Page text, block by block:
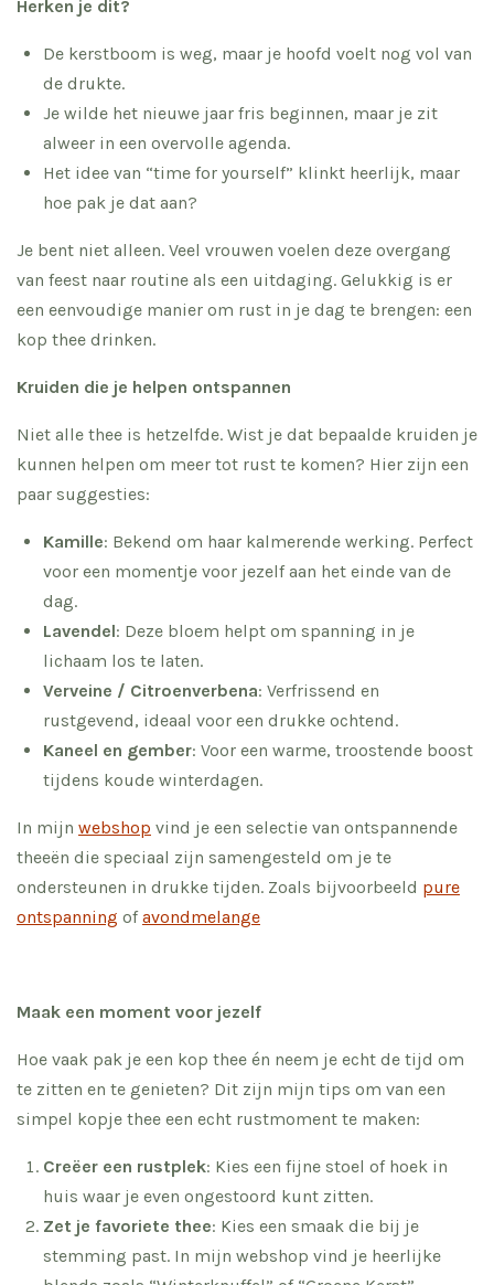
Herken je dit?
De kerstboom is weg, maar je hoofd voelt nog vol van
de drukte.
Je wilde het nieuwe jaar fris beginnen, maar je zit
alweer in een overvolle agenda.
Het idee van “time for yourself” klinkt heerlijk, maar
hoe pak je dat aan?
Je bent niet alleen. Veel vrouwen voelen deze overgang
van feest naar routine als een uitdaging. Gelukkig is er
een eenvoudige manier om rust in je dag te brengen: een
kop thee drinken.
Kruiden die je helpen ontspannen
Niet alle thee is hetzelfde. Wist je dat bepaalde kruiden je
kunnen helpen om meer tot rust te komen? Hier zijn een
paar suggesties:
Kamille: Bekend om haar kalmerende werking. Perfect
voor een momentje voor jezelf aan het einde van de
dag.
Lavendel: Deze bloem helpt om spanning in je
lichaam los te laten.
Verveine / Citroenverbena: Verfrissend en
rustgevend, ideaal voor een drukke ochtend.
Kaneel en gember: Voor een warme, troostende boost
tijdens koude winterdagen.
In mijn webshop vind je een selectie van ontspannende
theeën die speciaal zijn samengesteld om je te
ondersteunen in drukke tijden. Zoals bijvoorbeeld pure
ontspanning ofavondmelange
Maak een moment voor jezelf
Hoe vaak pak je een kop thee én neem je echt de tijd om
te zitten en te genieten? Dit zijn mijn tips om van een
simpel kopje thee een echt rustmoment te maken:
Creëer een rustplek: Kies een fijne stoel of hoek in
huis waar je even ongestoord kunt zitten.
Zet je favoriete thee: Kies een smaak die bij je
stemming past. In mijn webshop vind je heerlijke